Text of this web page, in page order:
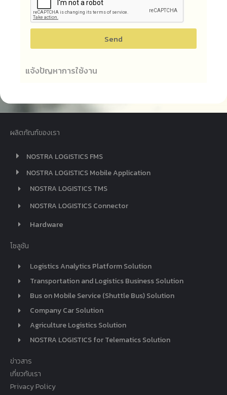
Send
แจ้งปัญหาการใช้งาน
ผลิตภัณฑ์ของเรา
NOSTRA LOGISTICS FMS
NOSTRA LOGISTICS Mobile Application
NOSTRA LOGISTICS TMS
NOSTRA LOGISTICS Connector
Hardware
โซลูชัน
Logistics Analytics Platform Solution
Transportation and Logistics Business Solution
Bus on Mobile Service (Shuttle Bus) Solution
Company Car Solution
Agriculture Logistics Solution
NOSTRA LOGISTICS for Telematics Solution
ข่าวสาร
เกี่ยวกับเรา
Privacy Policy